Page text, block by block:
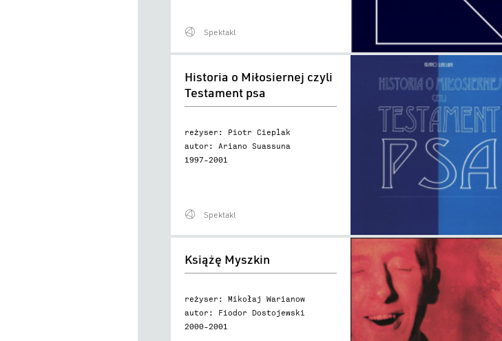
Spektakl
Miłosiernej
Testament
psa
Historia o Miłosiernej czyli
Testament psa
reżyser: Piotr Cieplak
autor: Ariano Suassuna
1997–2001
Spektakl
Myszkin
Książę Myszkin
reżyser: Mikołaj Warianow
autor: Fiodor Dostojewski
2000–2001